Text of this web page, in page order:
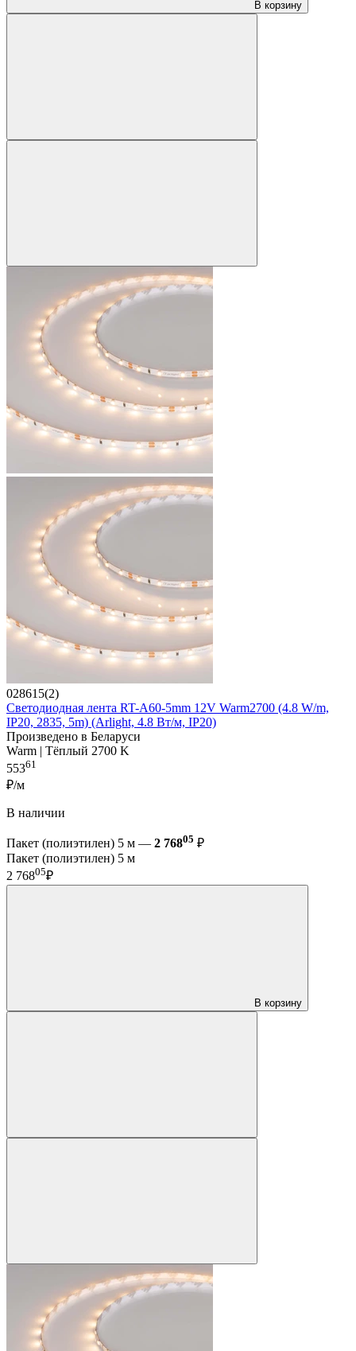
В корзину
028615(2)
Светодиодная лента RT-A60-5mm 12V Warm2700 (4.8 W/m,
IP20, 2835, 5m) (Arlight, 4.8 Вт/м, IP20)
Произведено в Беларуси
Warm | Тёплый 2700 K
55361
₽/м
В наличии
Пакет (полиэтилен) 5 м — 2 76805 ₽
Пакет (полиэтилен) 5 м
2 76805₽
В корзину